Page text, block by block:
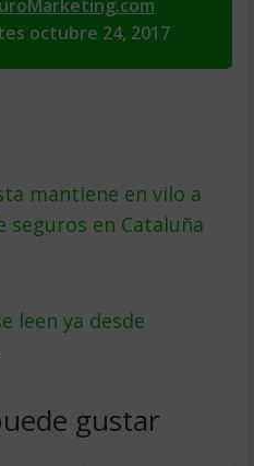
octubre 24, 2017
mantiene en vilo a
seguros en Cataluña
leen ya desde
gustar